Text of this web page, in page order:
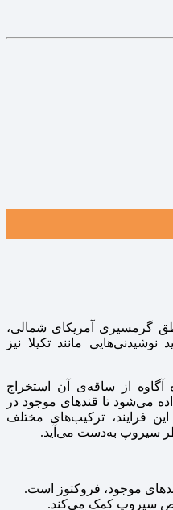
گرمسیری آمریکای شمالی،
مانند تکیلا نیز
از ساقه‌ی آن استخراج
می‌شود تا قندهای موجود در
فرایند، ترکیب‌های مختلف
سیروپ به‌دست می‌آید.
70-90% از قندهای موجود، فروکتوز است.
سیروپ کمک می‌کند.